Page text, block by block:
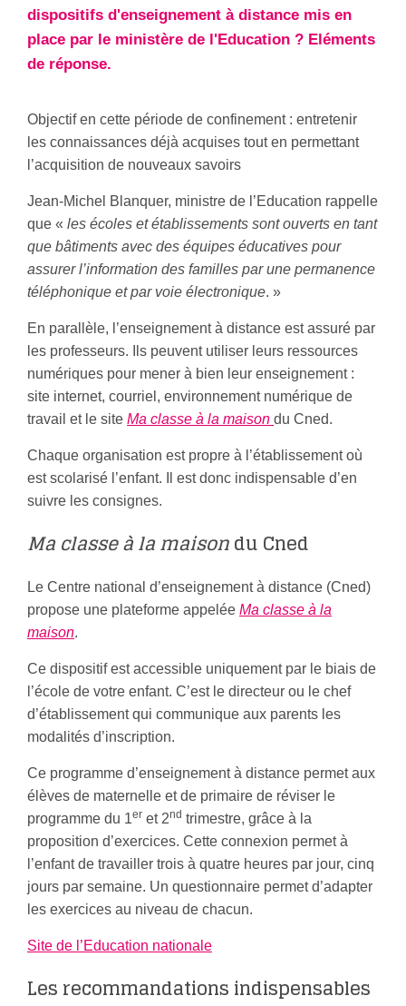
dispositifs d'enseignement à distance mis en
place par le ministère de l'Education ? Eléments
de réponse.
Objectif en cette période de confinement : entretenir
les connaissances déjà acquises tout en permettant
l’acquisition de nouveaux savoirs
Jean-Michel Blanquer, ministre de l’Education rappelle
que « les écoles et établissements sont ouverts en tant
que bâtiments avec des équipes éducatives pour
assurer l’information des familles par une permanence
téléphonique et par voie électronique. »
En parallèle, l’enseignement à distance est assuré par
les professeurs. Ils peuvent utiliser leurs ressources
numériques pour mener à bien leur enseignement :
site internet, courriel, environnement numérique de
travail et le site Ma classe à la maison du Cned.
Chaque organisation est propre à l’établissement où
est scolarisé l’enfant. Il est donc indispensable d’en
suivre les consignes.
Ma classe à la maisondu Cned
Le Centre national d’enseignement à distance (Cned)
propose une plateforme appelée Ma classe à la
maison.
Ce dispositif est accessible uniquement par le biais de
l’école de votre enfant. C’est le directeur ou le chef
d’établissement qui communique aux parents les
modalités d’inscription.
Ce programme d’enseignement à distance permet aux
élèves de maternelle et de primaire de réviser le
programme du 1er et 2nd trimestre, grâce à la
proposition d’exercices. Cette connexion permet à
l’enfant de travailler trois à quatre heures par jour, cinq
jours par semaine. Un questionnaire permet d’adapter
les exercices au niveau de chacun.
Site de l’Education nationale
Les recommandations indispensables